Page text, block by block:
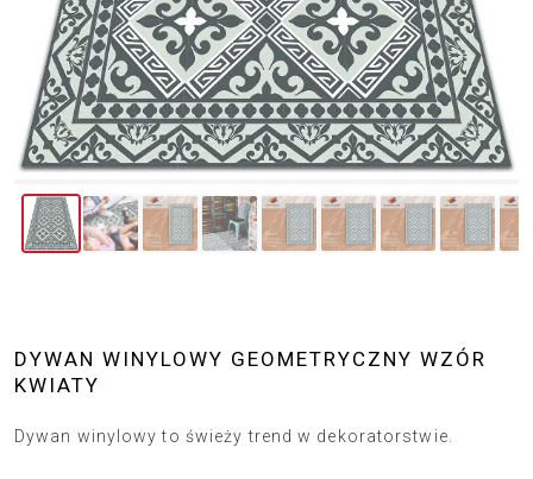
DYWAN WINYLOWY GEOMETRYCZNY WZÓR
KWIATY
Dywan winylowy to świeży trend w dekoratorstwie.